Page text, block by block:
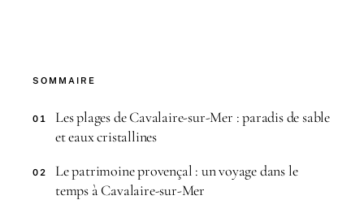
SOMMAIRE
01
Les plages de Cavalaire-sur-Mer : paradis de sable
et eaux cristallines
02
Le patrimoine provençal : un voyage dans le
temps à Cavalaire-sur-Mer